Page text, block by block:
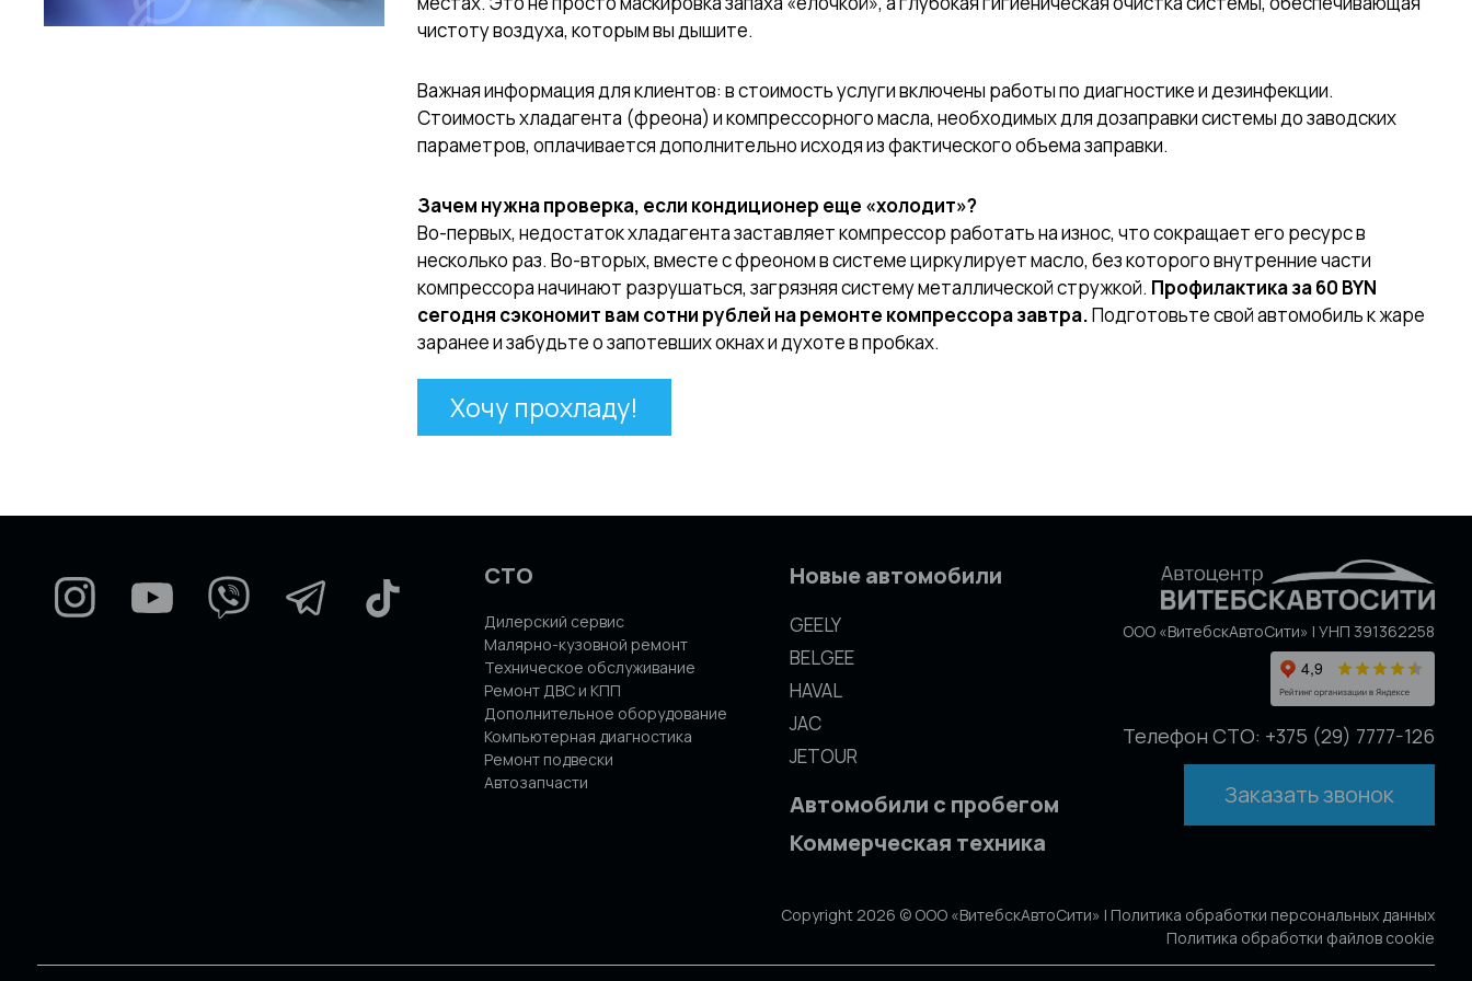
чистоту воздуха, которым вы дышите.
Важная информация для клиентов: в стоимость услуги включены работы по диагностике и дезинфекции.
Стоимость хладагента (фреона) и компрессорного масла, необходимых для дозаправки системы до заводских
параметров, оплачивается дополнительно исходя из фактического объема заправки.
Зачем нужна проверка, если кондиционер еще «холодит»?
Во-первых, недостаток хладагента заставляет компрессор работать на износ, что сокращает его ресурс в
несколько раз. Во-вторых, вместе с фреоном в системе циркулирует масло, без которого внутренние части
компрессора начинают разрушаться, загрязняя систему металлической стружкой. Профилактика за 60 BYN
сегодня сэкономит вам сотни рублей на ремонте компрессора завтра.Подготовьте свой автомобиль к жаре
заранее и забудьте о запотевших окнах и духоте в пробках.
Хочу прохладу!
СТО
Дилерский сервис
Малярно-кузовной ремонт
Техническое обслуживание
Ремонт ДВС и КПП
Дополнительное оборудование
Компьютерная диагностика
Ремонт подвески
Автозапчасти
Новые автомобили
GEELY
BELGEE
HAVAL
JAC
JETOUR
Автомобили с пробегом
Коммерческая техника
ООО «ВитебскАвтоСити» | УНП 391362258
Телефон СТО: +375 (29) 7777-126
Заказать звонок
Copyright 2026 © ООО «ВитебскАвтоСити» | Политика обработки персональных данных
Политика обработки файлов cookie